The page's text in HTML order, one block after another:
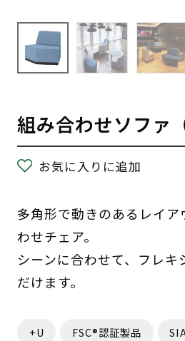
組み合わせソファ
お気に入りに追加
多角形で動きのあるレイ
わせチェア。
シーンに合わせて、フレキ
だけます。
+U FSC®認証製品